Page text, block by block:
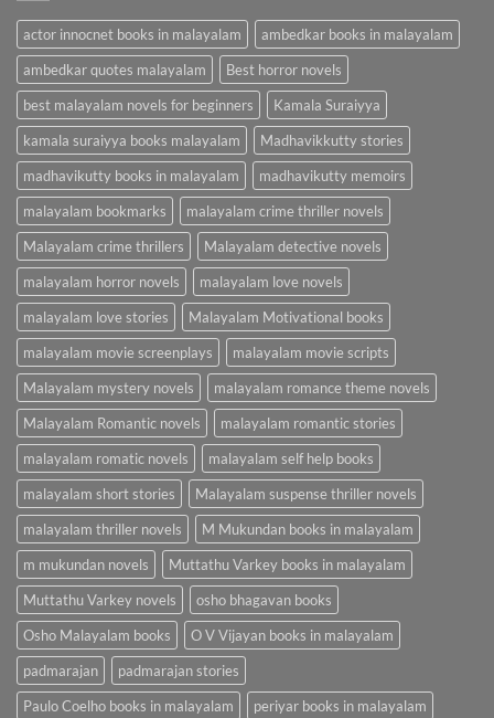
actor innocnet books in malayalam
ambedkar books in malayalam
ambedkar quotes malayalam
Best horror novels
best malayalam novels for beginners
Kamala Suraiyya
kamala suraiyya books malayalam
Madhavikkutty stories
madhavikutty books in malayalam
madhavikutty memoirs
malayalam bookmarks
malayalam crime thriller novels
Malayalam crime thrillers
Malayalam detective novels
malayalam horror novels
malayalam love novels
malayalam love stories
Malayalam Motivational books
malayalam movie screenplays
malayalam movie scripts
Malayalam mystery novels
malayalam romance theme novels
Malayalam Romantic novels
malayalam romantic stories
malayalam romatic novels
malayalam self help books
malayalam short stories
Malayalam suspense thriller novels
malayalam thriller novels
M Mukundan books in malayalam
m mukundan novels
Muttathu Varkey books in malayalam
Muttathu Varkey novels
osho bhagavan books
Osho Malayalam books
O V Vijayan books in malayalam
padmarajan
padmarajan stories
Paulo Coelho books in malayalam
periyar books in malayalam